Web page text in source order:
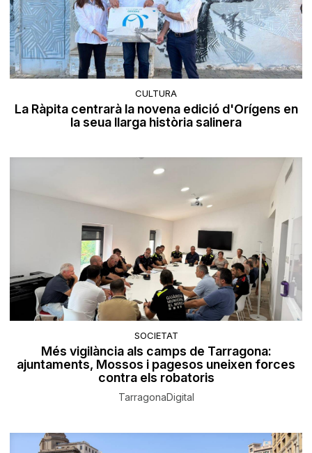
CULTURA
La Ràpita centrarà la novena edició d'Orígens en
la seua llarga història salinera
SOCIETAT
Més vigilància als camps de Tarragona:
ajuntaments, Mossos i pagesos uneixen forces
contra els robatoris
TarragonaDigital